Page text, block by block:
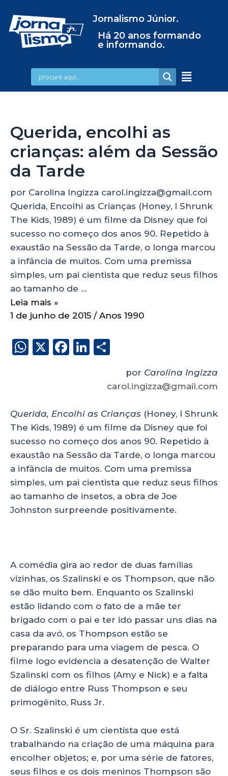
Jornalismo Júnior.
Há 20 anos formando
e informando.
Querida, encolhi as
crianças: além da Sessão
da Tarde
por Carolina Ingizza carol.ingizza@gmail.com
Querida, Encolhi as Crianças (Honey, I Shrunk
The Kids, 1989) é um filme da Disney que foi
sucesso no começo dos anos 90. Repetido à
exaustão na Sessão da Tarde, o longa marcou
a infância de muitos. Com uma premissa
simples, um pai cientista que reduz seus filhos
ao tamanho de …
Leia mais »
1 de junho de 2015 / Anos 1990
W
A
p
p
X
F
b
o
o
k
Li
dI
n
a
re
por Carolina Ingizza
carol.ingizza@gmail.com
Querida, Encolhi as Crianças (Honey, I Shrunk
The Kids, 1989) é um filme da Disney que foi
sucesso no começo dos anos 90. Repetido à
exaustão na Sessão da Tarde, o longa marcou
a infância de muitos. Com uma premissa
simples, um pai cientista que reduz seus filhos
ao tamanho de insetos, a obra de Joe
Johnston surpreende positivamente.
A comédia gira ao redor de duas famílias
vizinhas, os Szalinski e os Thompson, que não
se dão muito bem. Enquanto os Szalinski
estão lidando com o fato de a mãe ter
brigado com o pai e ter ido passar uns dias na
casa da avó, os Thompson estão se
preparando para uma viagem de pesca. O
filme logo evidencia a desatenção de Walter
Szalinski com os filhos (Amy e Nick) e a falta
de diálogo entre Russ Thompson e seu
primogênito, Russ Jr.
O Sr. Szalinski é um cientista que está
trabalhando na criação de uma máquina para
encolher objetos; e, por uma série de fatores,
seus filhos e os dois meninos Thompson são